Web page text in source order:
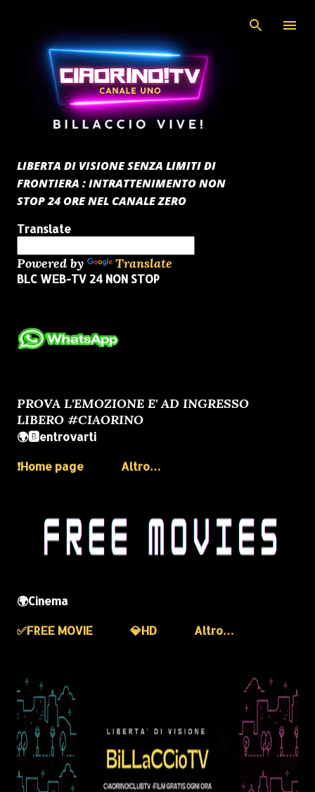
LIBERTA DI VISIONE SENZA LIMITI DI
FRONTIERA : INTRATTENIMENTO NON
STOP 24 ORE NEL CANALE ZERO
Translate
Powered by Translate
BLC WEB-TV 24 NON STOP
PROVA L'EMOZIONE E' AD INGRESSO
LIBERO #CIAORINO
🌍🅱️entrovarti
❗️Home page
Altro…
🌍Cinema
✅️FREE MOVIE
💎HD Altro…